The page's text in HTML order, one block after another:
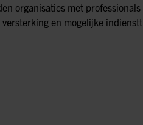
organisaties met professionals
en mogelijke